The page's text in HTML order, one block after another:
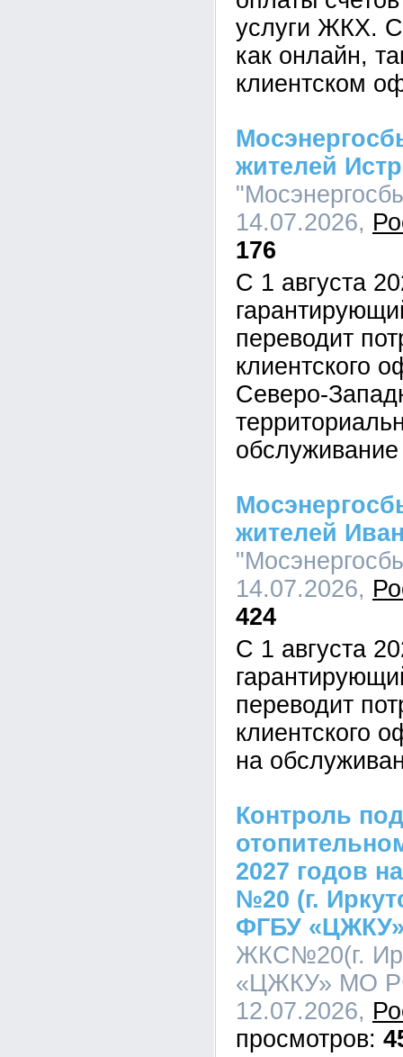
услуги ЖКХ.
как онлайн,
клиентском
жителей
14.07.2026,
176
С 1 августа
переводит
клиентского
Северо-
жителей
14.07.2026,
424
С 1 августа
переводит
клиентского
на
Контроль
2027 годов
№20 (г.
ФГБУ
ЖКС№20(г.
«ЦЖКУ» МО
12.07.2026,